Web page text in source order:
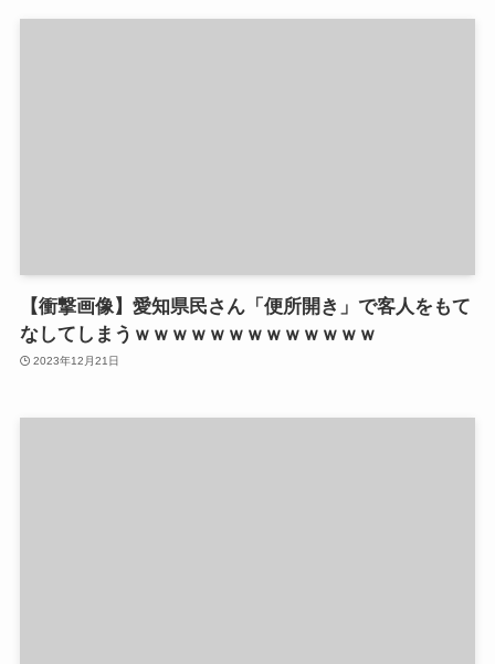
【衝撃画像】愛知県民さん「便所開き」で客人をもて
なしてしまうｗｗｗｗｗｗｗｗｗｗｗｗｗ
2023年12月21日